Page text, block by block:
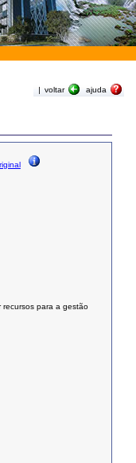
| voltar ajuda
para a gestão